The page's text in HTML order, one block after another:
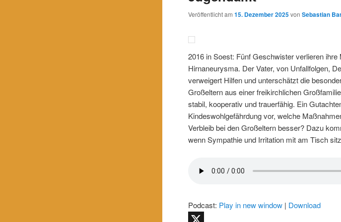
Veröffentlicht am15. Dezember 2025 vonSebastian
2016 in Soest: Fünf Geschwister verlieren
Hirnaneurysma. Der Vater, von Unfallfolgen,
verweigert Hilfen und unterschätzt die
Großeltern aus einer freikirchlichen
stabil, kooperativ und trauerfähig. Ein
Kindeswohlgefährdung vor, welche
Verbleib bei den Großeltern besser? Dazu
wenn Sympathie und Irritation mit am Tisch
Podcast: Play in new window | Download